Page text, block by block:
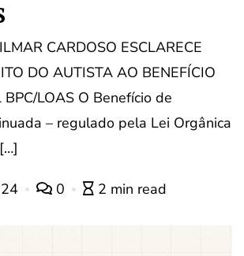
CARDOSO ESCLARECE
DO AUTISTA AO BENEFÍCIO
BPC/LOAS O Benefício de
– regulado pela Lei Orgânica
0 2 min read